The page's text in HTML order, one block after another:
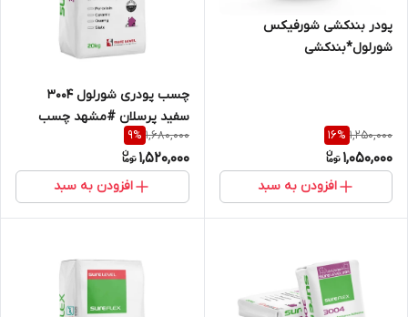
پودر بندکشی شورفیکس
شورلول*بندکشی
1,250,000
16%
1,050,000
افزودن به سبد
چسب پودری شورلول 3004
سفید پرسلان #مشهد چسب
1,680,000
9%
1,520,000
افزودن به سبد